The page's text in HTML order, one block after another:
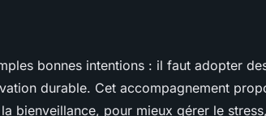
bonnes intentions : il faut adopter
durable. Cet accompagnement
bienveillance, pour mieux gérer le stress,